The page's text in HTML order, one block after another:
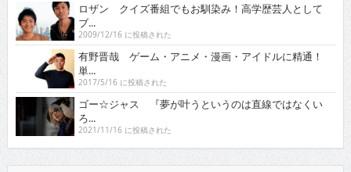
ロザン クイズ番組でもお馴染み！高学歴芸人として
ブ...
2009/12/16 に投稿された
有野晋哉 ゲーム・アニメ・漫画・アイドルに精通！
単...
2017/5/16 に投稿された
ゴー☆ジャス 『夢が叶うというのは直線ではなくい
ろ...
2021/11/16 に投稿された